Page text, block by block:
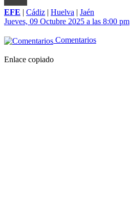
EFE | Cádiz | Huelva | Jaén
Jueves, 09 Octubre 2025 a las 8:00 pm
Comentarios
Enlace copiado